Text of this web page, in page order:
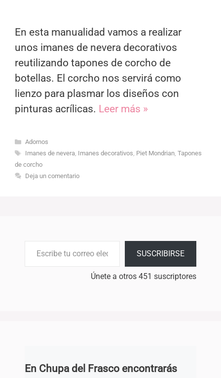
En esta manualidad vamos a realizar
unos imanes de nevera decorativos
reutilizando tapones de corcho de
botellas. El corcho nos servirá como
lienzo para plasmar los diseños con
pinturas acrílicas. Leer más »
Categorías
Adornos
Etiquetas
Imanes de nevera, Imanes decorativos, Piet Mondrian, Tapones
de corcho
Deja un comentario
SUSCRIBIRSE
Únete a otros 451 suscriptores
En Chupa del Frasco encontrarás